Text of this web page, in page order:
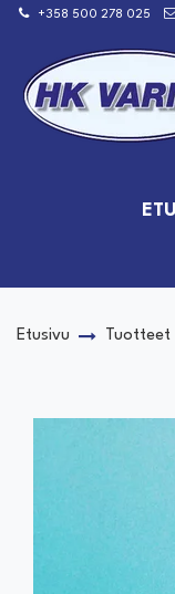
Siirry pääsisältöön
+358 500 278 025
Etusivu Tuotteet